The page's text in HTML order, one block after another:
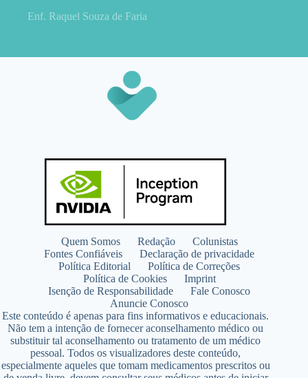
Enf. Raquel Souza de Faria
Quem Somos Redação
Colunistas
Fontes Confiáveis
Declaração de privacidade
Política Editorial
Política de Correções
Política de Cookies
Imprint
Isenção de Responsabilidade
Fale Conosco
Anuncie Conosco
Este conteúdo é apenas para fins informativos e educacionais.
Não tem a intenção de fornecer aconselhamento médico ou
substituir tal aconselhamento ou tratamento de um médico
pessoal. Todos os visualizadores deste conteúdo,
especialmente aqueles que tomam medicamentos prescritos ou